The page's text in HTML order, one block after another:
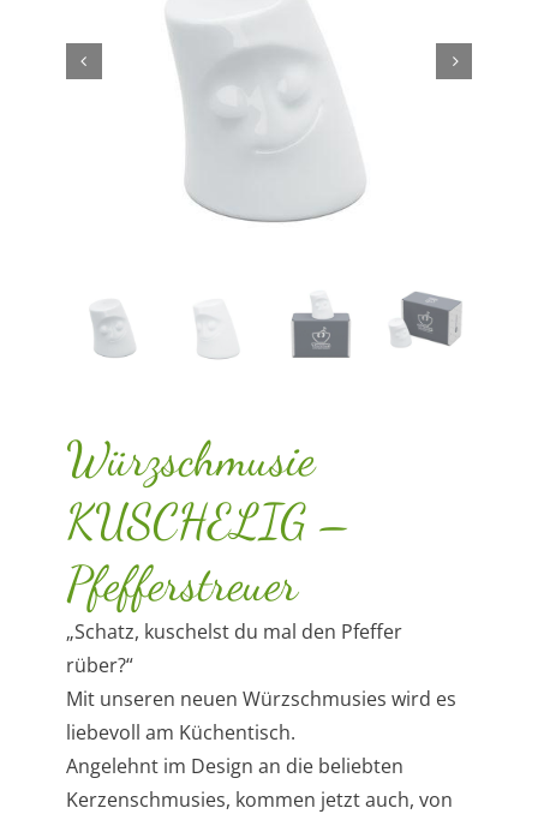
Würzschmusie
KUSCHELIG –
Pfefferstreuer
„Schatz, kuschelst du mal den Pfeffer
rüber?“
Mit unseren neuen Würzschmusies wird es
liebevoll am Küchentisch.
Angelehnt im Design an die beliebten
Kerzenschmusies, kommen jetzt auch, von